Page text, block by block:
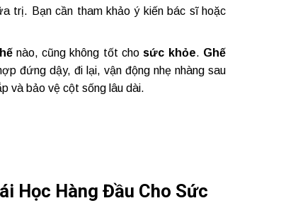
trị. Bạn cần tham khảo ý kiến bác sĩ hoặc
nào, cũng không tốt chosức khỏe. Ghế
đứng dậy, đi lại, vận động nhẹ nhàng sau
và bảo vệ cột sống lâu dài.
Học Hàng Đầu Cho Sức